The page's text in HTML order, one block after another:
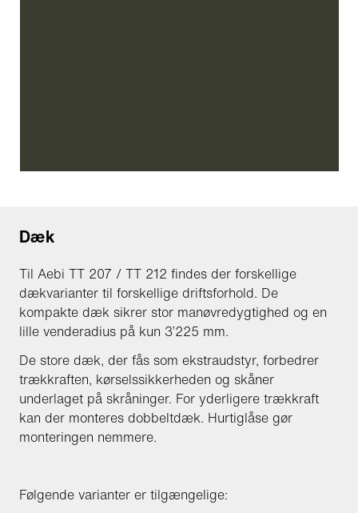
Dæk
Til Aebi TT 207 / TT 212 findes der forskellige
dækvarianter til forskellige driftsforhold. De
kompakte dæk sikrer stor manøvredygtighed og en
lille venderadius på kun 3’225 mm.
De store dæk, der fås som ekstraudstyr, forbedrer
trækkraften, kørselssikkerheden og skåner
underlaget på skråninger. For yderligere trækkraft
kan der monteres dobbeltdæk. Hurtiglåse gør
monteringen nemmere.
Følgende varianter er tilgængelige: